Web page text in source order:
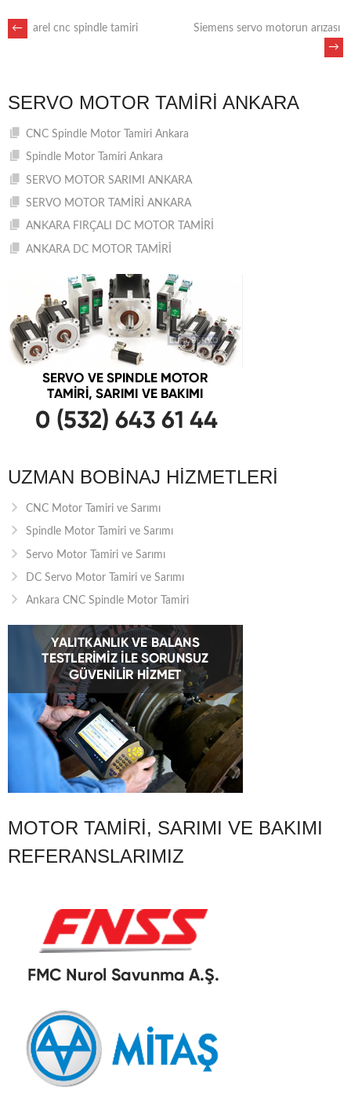
POST
← arel cnc spindle tamiri
Siemens servo motorun arızası
→
SERVO MOTOR TAMIRI ANKARA
CNC Spindle Motor Tamiri Ankara
Spindle Motor Tamiri Ankara
SERVO MOTOR SARIMI ANKARA
SERVO MOTOR TAMİRİ ANKARA
ANKARA FIRÇALI DC MOTOR TAMİRİ
ANKARA DC MOTOR TAMİRİ
UZMAN BOBINAJ HIZMETLERI
CNC Motor Tamiri ve Sarımı
Spindle Motor Tamiri ve Sarımı
Servo Motor Tamiri ve Sarımı
DC Servo Motor Tamiri ve Sarımı
Ankara CNC Spindle Motor Tamiri
MOTOR TAMIRI, SARIMI VE BAKIMI
REFERANSLARIMIZ